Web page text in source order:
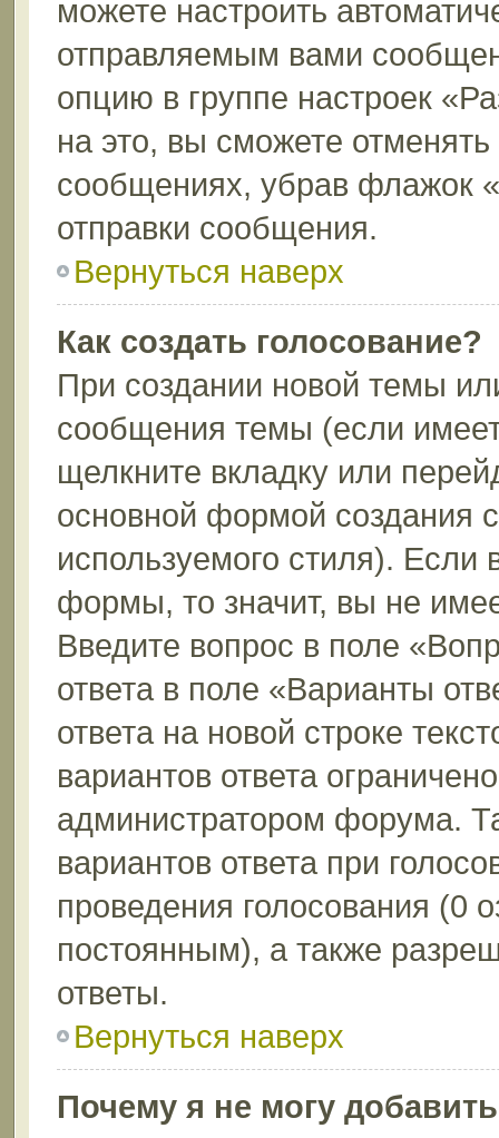
можете настроить
отправляемым вами
опцию в группе настроек
на это, вы сможете
сообщениях, убрав флажок
отправки сообщения.
Вернуться наверх
Как создать голосование?
При создании новой темы
сообщения темы (если
щелкните вкладку или
основной формой создания
используемого стиля). Если
формы, то значит, вы не
Введите вопрос в поле
ответа в поле «Варианты
ответа на новой строке
вариантов ответа
администратором форума.
вариантов ответа при
проведения голосования (0
постоянным), а также
ответы.
Вернуться наверх
Почему я не могу